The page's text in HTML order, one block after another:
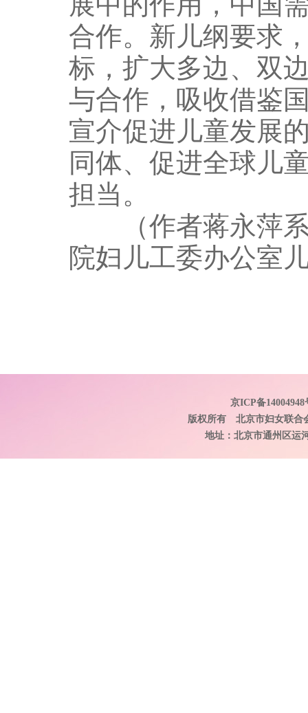
合作。新儿纲要求
标，扩大多边、双
与合作，吸收借鉴
宣介促进儿童发展
同体、促进全球儿
担当。
（作者蒋永萍系
院妇儿工委办公室
京ICP备14004948
版权所有 北京市妇女联
地址：北京市通州区